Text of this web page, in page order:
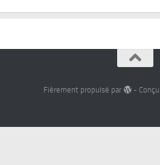
Fièrement propulsé par - Conçu